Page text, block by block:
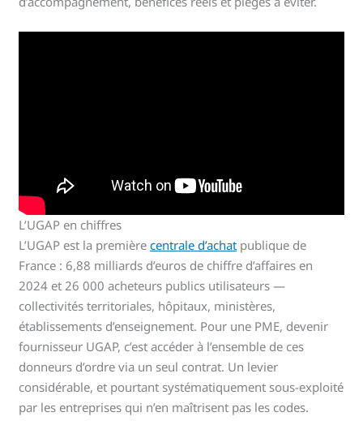
L’UGAP en chiffres
L’UGAP est la premièrecentrale d’achat publique de
France : 6,88 milliards d’euros de chiffre d’affaires en
2024 et 26 000 acheteurs publics utilisateurs —
collectivités territoriales, hôpitaux, ministères,
établissements d’enseignement. Pour une PME, devenir
fournisseur UGAP, c’est accéder à l’ensemble de ces
donneurs d’ordre via un seul contrat. Un levier
considérable, et pourtant systématiquement sous-exploité
par les entreprises qui n’en maîtrisent pas les codes.